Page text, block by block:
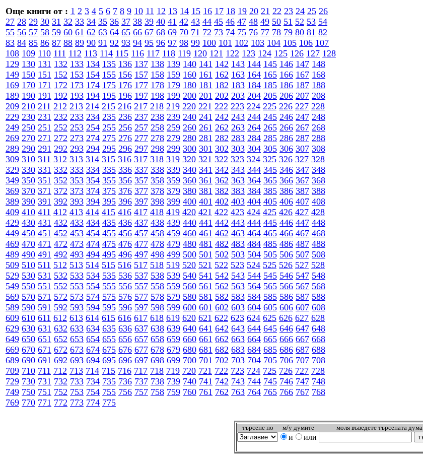
Още книги от : 1 2 3 4 5 6 7 8 9 10 11 12 13 14 15 16 17 18 19 20 21 22 23 24 25 26
27 28 29 30 31 32 33 34 35 36 37 38 39 40 41 42 43 44 45 46 47 48 49 50 51 52 53 54
55 56 57 58 59 60 61 62 63 64 65 66 67 68 69 70 71 72 73 74 75 76 77 78 79 80 81 82
83 84 85 86 87 88 89 90 91 92 93 94 95 96 97 98 99 100 101 102 103 104 105 106 107
108 109 110 111 112 113 114 115 116 117 118 119 120 121 122 123 124 125 126 127 128
129 130 131 132 133 134 135 136 137 138 139 140 141 142 143 144 145 146 147 148
149 150 151 152 153 154 155 156 157 158 159 160 161 162 163 164 165 166 167 168
169 170 171 172 173 174 175 176 177 178 179 180 181 182 183 184 185 186 187 188
189 190 191 192 193 194 195 196 197 198 199 200 201 202 203 204 205 206 207 208
209 210 211 212 213 214 215 216 217 218 219 220 221 222 223 224 225 226 227 228
229 230 231 232 233 234 235 236 237 238 239 240 241 242 243 244 245 246 247 248
249 250 251 252 253 254 255 256 257 258 259 260 261 262 263 264 265 266 267 268
269 270 271 272 273 274 275 276 277 278 279 280 281 282 283 284 285 286 287 288
289 290 291 292 293 294 295 296 297 298 299 300 301 302 303 304 305 306 307 308
309 310 311 312 313 314 315 316 317 318 319 320 321 322 323 324 325 326 327 328
329 330 331 332 333 334 335 336 337 338 339 340 341 342 343 344 345 346 347 348
349 350 351 352 353 354 355 356 357 358 359 360 361 362 363 364 365 366 367 368
369 370 371 372 373 374 375 376 377 378 379 380 381 382 383 384 385 386 387 388
389 390 391 392 393 394 395 396 397 398 399 400 401 402 403 404 405 406 407 408
409 410 411 412 413 414 415 416 417 418 419 420 421 422 423 424 425 426 427 428
429 430 431 432 433 434 435 436 437 438 439 440 441 442 443 444 445 446 447 448
449 450 451 452 453 454 455 456 457 458 459 460 461 462 463 464 465 466 467 468
469 470 471 472 473 474 475 476 477 478 479 480 481 482 483 484 485 486 487 488
489 490 491 492 493 494 495 496 497 498 499 500 501 502 503 504 505 506 507 508
509 510 511 512 513 514 515 516 517 518 519 520 521 522 523 524 525 526 527 528
529 530 531 532 533 534 535 536 537 538 539 540 541 542 543 544 545 546 547 548
549 550 551 552 553 554 555 556 557 558 559 560 561 562 563 564 565 566 567 568
569 570 571 572 573 574 575 576 577 578 579 580 581 582 583 584 585 586 587 588
589 590 591 592 593 594 595 596 597 598 599 600 601 602 603 604 605 606 607 608
609 610 611 612 613 614 615 616 617 618 619 620 621 622 623 624 625 626 627 628
629 630 631 632 633 634 635 636 637 638 639 640 641 642 643 644 645 646 647 648
649 650 651 652 653 654 655 656 657 658 659 660 661 662 663 664 665 666 667 668
669 670 671 672 673 674 675 676 677 678 679 680 681 682 683 684 685 686 687 688
689 690 691 692 693 694 695 696 697 698 699 700 701 702 703 704 705 706 707 708
709 710 711 712 713 714 715 716 717 718 719 720 721 722 723 724 725 726 727 728
729 730 731 732 733 734 735 736 737 738 739 740 741 742 743 744 745 746 747 748
749 750 751 752 753 754 755 756 757 758 759 760 761 762 763 764 765 766 767 768
769 770 771 772 773 774 775
търсeне по м/у думите моля въведете търсената дума
и или